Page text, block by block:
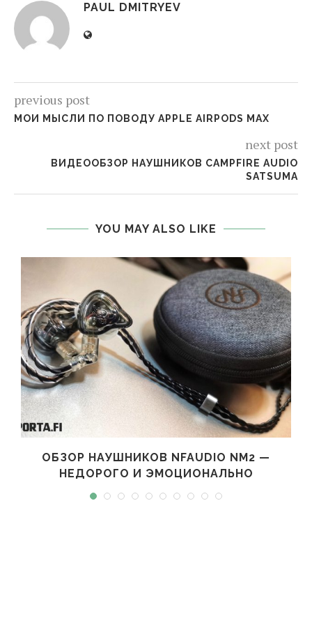
PAUL DMITRYEV
previous post
МОИ МЫСЛИ ПО ПОВОДУ APPLE AIRPODS MAX
next post
ВИДЕООБЗОР НАУШНИКОВ CAMPFIRE AUDIO
SATSUMA
YOU MAY ALSO LIKE
ОБЗОР НАУШНИКОВ NFAUDIO NM2 —
НЕДОРОГО И ЭМОЦИОНАЛЬНО